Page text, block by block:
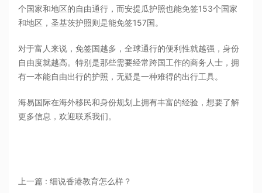
个国家和地区的自由通行，而安提瓜护照也能免签153个国家
和地区，圣基茨护照则是能免签157国。
对于富人来说，免签国越多，全球通行的便利性就越强，身份
自由度就越高。特别是那些需要经常跨国工作的商务人士，拥
有一本能自由出行的护照，无疑是一种难得的出行工具。
海易国际在海外移民和身份规划上拥有丰富的经验，想要了解
更多信息，欢迎联系我们。
上一篇 : 细说香港教育怎么样？